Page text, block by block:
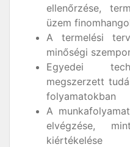
ellenőrzése,
üzem
A termelési
minőségi
Egyedei
megszerzett
folyamatokban
A
elvégzése,
kiértékelése